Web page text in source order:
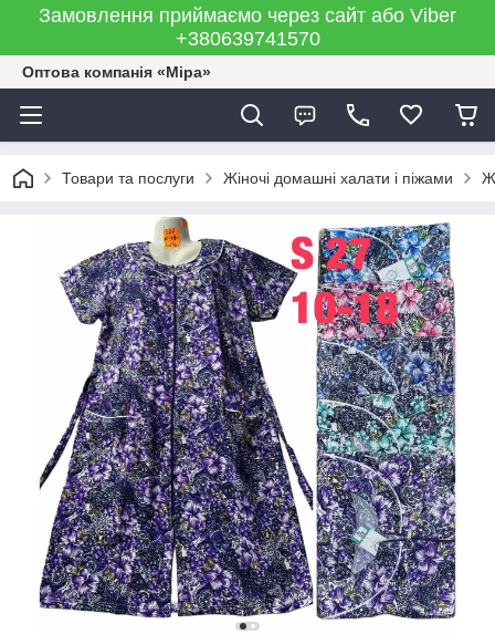
Замовлення приймаємо через сайт або Viber
+380639741570
Оптова компанія «Міра»
Товари та послуги Жіночі домашні халати і піжами